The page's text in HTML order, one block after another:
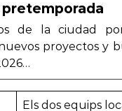
de la ciudad
proyectos y
Els dos equips